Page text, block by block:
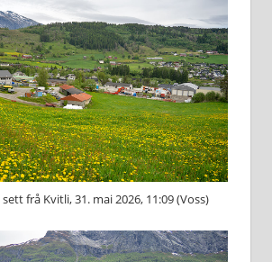
frå Kvitli, 31. mai 2026, 11:09 (Voss)